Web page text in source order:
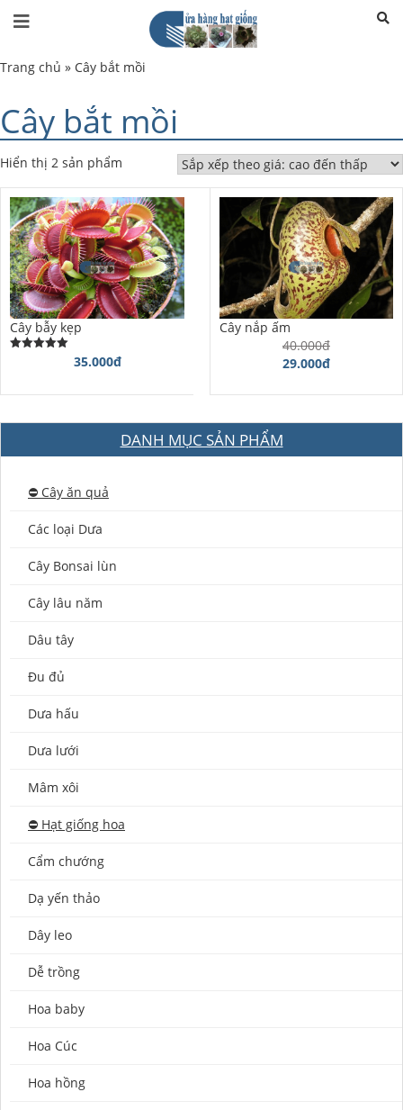
Trang chủ » Cây bắt mồi
Cây bắt mồi
Hiển thị 2 sản phẩm
Cây bẫy kẹp
35.000đ
Cây nắp ấm
40.000đ
29.000đ
DANH MỤC SẢN PHẨM
⛔️ Cây ăn quả
Các loại Dưa
Cây Bonsai lùn
Cây lâu năm
Dâu tây
Đu đủ
Dưa hấu
Dưa lưới
Mâm xôi
⛔️ Hạt giống hoa
Cẩm chướng
Dạ yến thảo
Dây leo
Dễ trồng
Hoa baby
Hoa Cúc
Hoa hồng